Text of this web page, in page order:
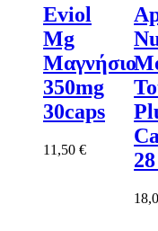
Eviol
Mg
Μαγνήσιο
350mg
30caps
11,50 €